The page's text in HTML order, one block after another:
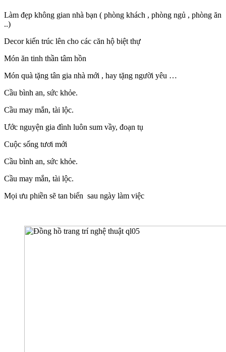
Làm đẹp không gian nhà bạn ( phòng khách , phòng ngủ , phòng ăn
..)
Decor kiến trúc lên cho các căn hộ biệt thự
Món ăn tinh thần tâm hồn
Món quà tặng tân gia nhà mới , hay tặng người yêu …
Cầu bình an, sức khỏe.
Cầu may mắn, tài lộc.
Ước nguyện gia đình luôn sum vầy, đoạn tụ
Cuộc sống tươi mới
Cầu bình an, sức khỏe.
Cầu may mắn, tài lộc.
Mọi ưu phiền sẽ tan biến sau ngày làm việc